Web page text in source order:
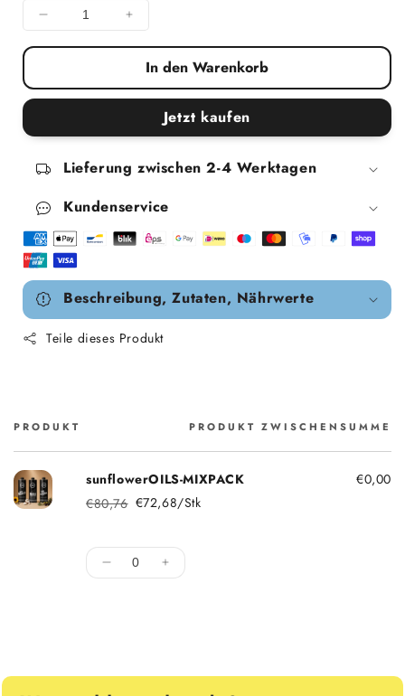
Menge für sunflowerOILS-MIXPACK verringern
Menge für sunflowerOILS-MIXPACK
In den Warenkorb
Jetzt kaufen
Lieferung zwischen 2-4 Werktagen
Kundenservice
Beschreibung, Zutaten, Nährwerte
Teile dieses Produkt
Warenkorb
PRODUKT PRODUKT ZWISCHENSUMME
sunflowerOILS-MIXPACK
Normaler Preis
€80,76
Sonderpreis€72,68/Stk
€0,00
Menge
Menge für Default Title verringern
Menge für Default Title erhöhen